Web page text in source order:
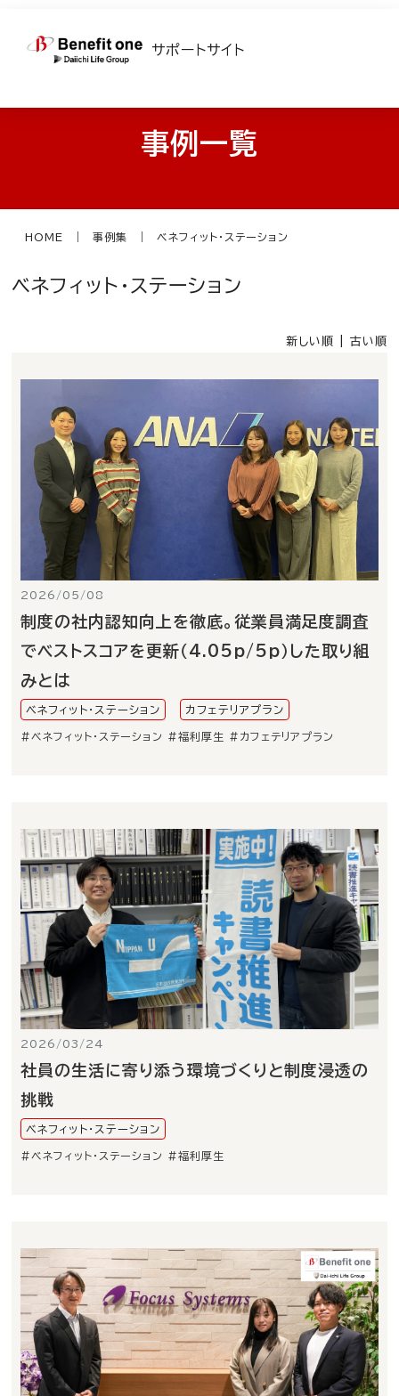
サポートサイト
事例一覧
HOME 事例集 ベネフィット・ステーション
ベネフィット・ステーション
新しい順 | 古い順
2026/05/08
制度の社内認知向上を徹底。従業員満足度調査
でベストスコアを更新（4.05p/5p）した取り組
みとは
ベネフィット・ステーション カフェテリアプラン
#ベネフィット・ステーション #福利厚生 #カフェテリアプラン
2026/03/24
社員の生活に寄り添う環境づくりと制度浸透の
挑戦
ベネフィット・ステーション
#ベネフィット・ステーション #福利厚生